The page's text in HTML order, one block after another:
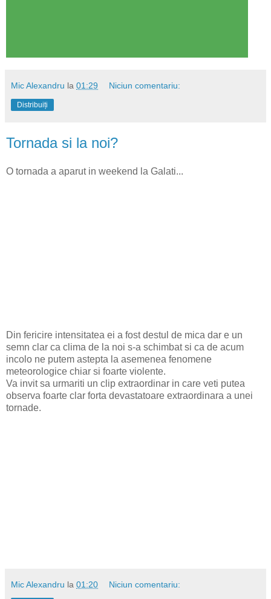
Mic Alexandru la 01:29 Niciun comentariu:
Distribuiți
Tornada si la noi?
O tornada a aparut in weekend la Galati...
Din fericire intensitatea ei a fost destul de mica dar e un
semn clar ca clima de la noi s-a schimbat si ca de acum
incolo ne putem astepta la asemenea fenomene
meteorologice chiar si foarte violente.
Va invit sa urmariti un clip extraordinar in care veti putea
observa foarte clar forta devastatoare extraordinara a unei
tornade.
Mic Alexandru la 01:20 Niciun comentariu: